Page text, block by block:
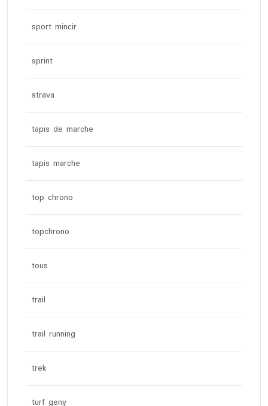
sport mincir
sprint
strava
tapis de marche
tapis marche
top chrono
topchrono
tous
trail
trail running
trek
turf geny